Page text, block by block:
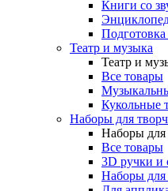
Книги со
Театр и музыка
Театр и
Все товары
Кукольные
Наборы для
Наборы для
Все товары
3D ручки и
Наборы для